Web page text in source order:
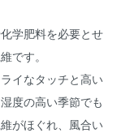
学肥料を必要とせ
です。
イなタッチと高い
度の高い季節でも
がほぐれ、風合い